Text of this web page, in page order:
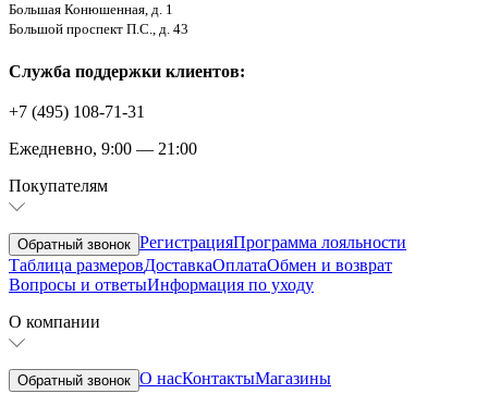
Большая Конюшенная, д. 1
Большой проспект П.С., д. 43
Служба поддержки клиентов:
+7 (495) 108-71-31
Ежедневно, 9:00 — 21:00
Покупателям
Обратный звонок РегистрацияПрограмма лояльности
Таблица размеровДоставкаОплатаОбмен и возврат
Вопросы и ответыИнформация по уходу
О компании
Обратный звонок О насКонтактыМагазины